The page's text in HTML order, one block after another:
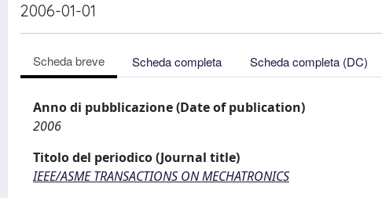
2006-01-01
Scheda breve Scheda completa Scheda completa (DC)
Anno di pubblicazione (Date of publication)
2006
Titolo del periodico (Journal title)
IEEE/ASME TRANSACTIONS ON MECHATRONICS